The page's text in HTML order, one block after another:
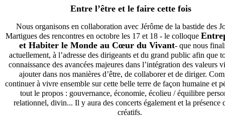
Entre l’être et le faire cette fois
Nous organisons en collaboration avec Jérôme de la bastide des
Martigues des rencontres en octobre les 17 et 18 - le colloque
et Habiter le Monde au Cœur du Vivant- que nous
actuellement, à l’adresse des dirigeants et du grand public afin que
connaissance des avancées majeures dans l’intégration des valeurs
ajouter dans nos manières d’être, de collaborer et de diriger.
continuer à vivre ensemble sur cette belle terre de façon humaine et
tout le propos : gouvernance, économie, écolieu / équilibre
relationnel, divin... Il y aura des concerts également et la présence
créatifs.